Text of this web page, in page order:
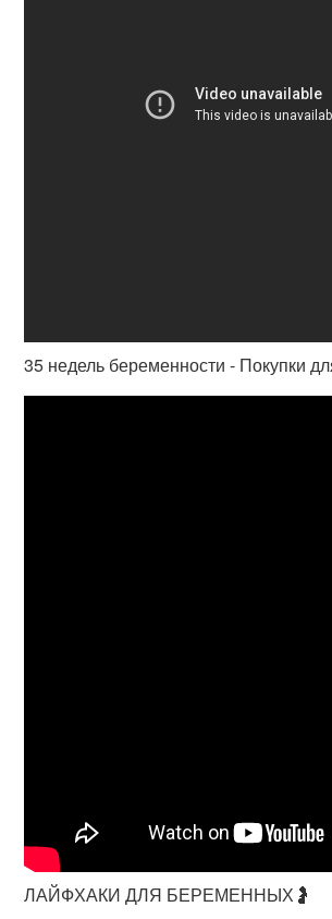
35 недель беременности - Покупки
ЛАЙФХАКИ ДЛЯ БЕРЕМЕННЫХ🤰